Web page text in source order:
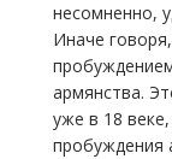
несомненно,
Иначе
армянства.
уже в 18
пробуждения